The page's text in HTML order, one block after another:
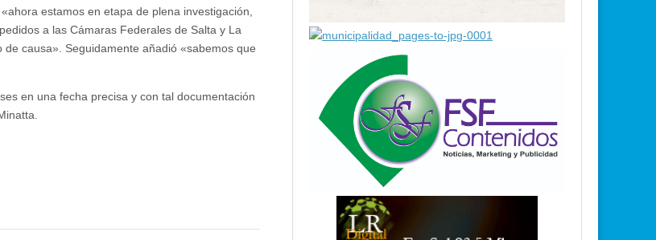
estamos en etapa de plena investigación,
a las Cámaras Federales de Salta y La
causa». Seguidamente añadió «sabemos que
en una fecha precisa y con tal documentación